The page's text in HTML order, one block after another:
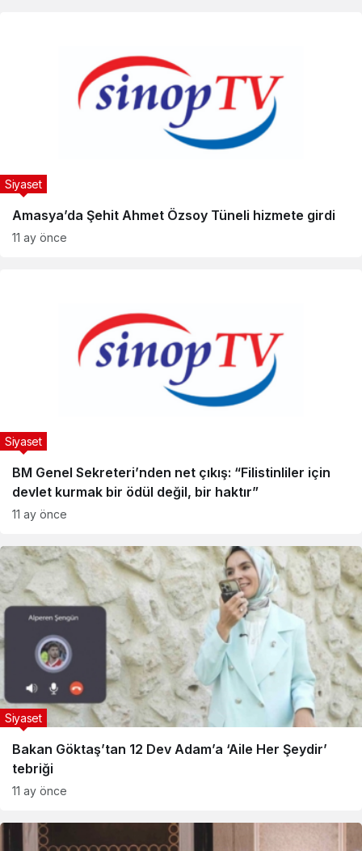
Amasya’da Şehit Ahmet Özsoy Tüneli hizmete girdi
Siyaset
11 ay önce
BM Genel Sekreteri’nden net çıkış: “Filistinliler için
devlet kurmak bir ödül değil, bir haktır”
Siyaset
11 ay önce
Bakan Göktaş’tan 12 Dev Adam’a ‘Aile Her Şeydir’
tebriği
Siyaset
11 ay önce